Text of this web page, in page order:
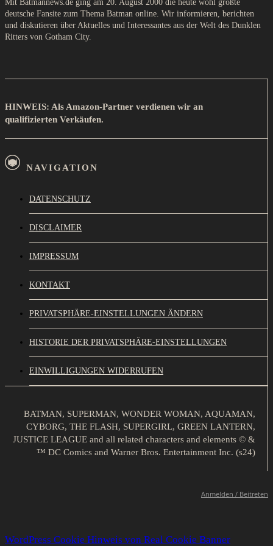
Mit Batmannews.de ging am 20. August 2000 die heute wohl größte
deutsche Fansite zum Thema Batman online. Wir informieren, berichten
und diskutieren über Aktuelles und Interessantes aus der Welt des Dunklen
Ritters von Gotham City.
HINWEIS: Als Amazon-Partner verdienen wir an
qualifizierten Verkäufen.
NAVIGATION
DATENSCHUTZ
DISCLAIMER
IMPRESSUM
KONTAKT
PRIVATSPHÄRE-EINSTELLUNGEN ÄNDERN
HISTORIE DER PRIVATSPHÄRE-EINSTELLUNGEN
EINWILLIGUNGEN WIDERRUFEN
BATMAN, SUPERMAN, WONDER WOMAN, AQUAMAN,
CYBORG, THE FLASH, SUPERGIRL, GREEN LANTERN,
JUSTICE LEAGUE and all related characters and elements © &
™ DC Comics and Warner Bros. Entertainment Inc. (s24)
Anmelden / Beitreten
WordPress Cookie Hinweis von Real Cookie Banner